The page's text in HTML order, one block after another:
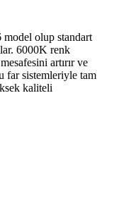
olup standart
6000K renk
mesafesini artırır ve
far sistemleriyle tam
kaliteli